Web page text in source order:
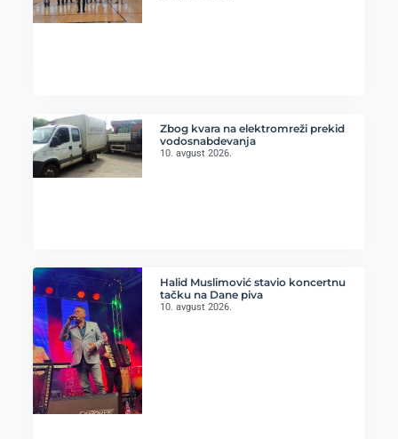
Zbog kvara na elektromreži prekid
vodosnabdevanja
10. avgust 2026.
Halid Muslimović stavio koncertnu
tačku na Dane piva
10. avgust 2026.